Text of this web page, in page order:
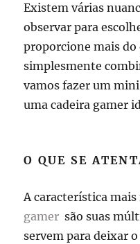
Existem várias
observar para
proporcione mais
simplesmente
vamos fazer um
uma cadeira gamer
O QUE SE
A característica
gamer são suas
servem para deixar